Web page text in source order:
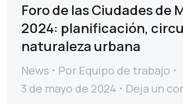
Foro de las Ciudades de
2024: planificación,
naturaleza urbana
News Por Equipo de trabajo
3 de mayo de 2024
Deja un